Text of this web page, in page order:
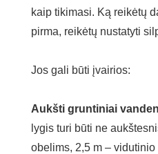
kaip tikimasi. Ką reikėtų
pirma, reikėtų nustatyti
Jos gali būti įvairios:
Aukšti gruntiniai
lygis turi būti ne
obelims, 2,5 m –